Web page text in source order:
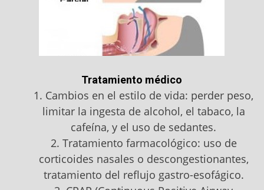
Tratamiento médico
1. Cambios en el estilo de vida: perder peso,
limitar la ingesta de alcohol, el tabaco, la
cafeína, y el uso de sedantes.
2. Tratamiento farmacológico: uso de
corticoides nasales o descongestionantes,
tratamiento del reflujo gastro-esofágico.